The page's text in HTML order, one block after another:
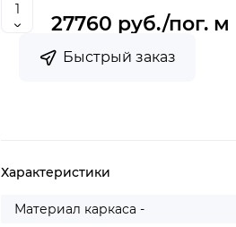
27760 руб./пог. м
Быстрый заказ
Характеристики
Материал каркаса -